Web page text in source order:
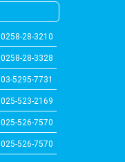
0258-28-3210
0258-28-3328
03-5295-7731
025-523-2169
025-526-7570
025-526-7570